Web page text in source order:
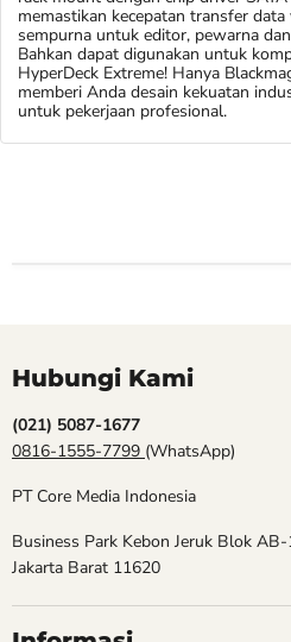
memastikan kecepatan transfer
sempurna untuk editor, pewarna
Bahkan dapat digunakan untuk
HyperDeck Extreme! Hanya
memberi Anda desain kekuatan
untuk pekerjaan profesional.
Hubungi Kami
(021) 5087-1677
0816-1555-7799 (WhatsApp)
PT Core Media Indonesia
Business Park Kebon Jeruk Blok
Jakarta Barat 11620